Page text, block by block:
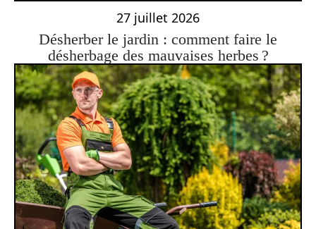
27 juillet 2026
Désherber le jardin : comment faire le
désherbage des mauvaises herbes ?